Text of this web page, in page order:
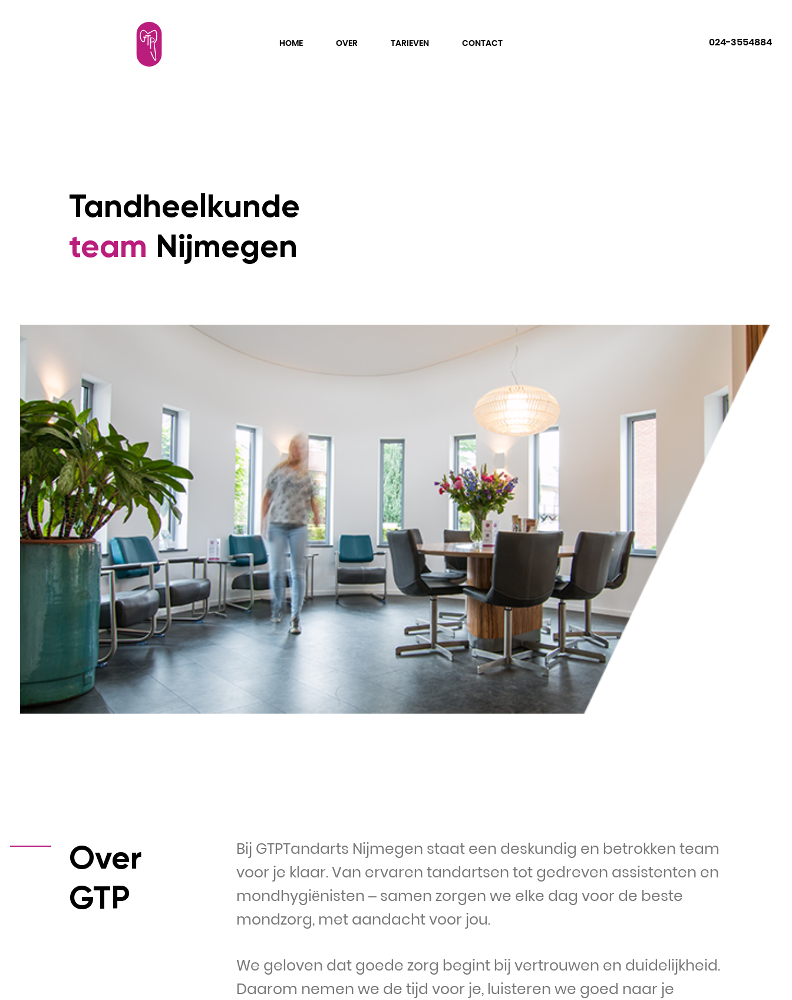
HOME OVER TARIEVEN CONTACT 024-3554884
Tandheelkunde
team Nijmegen
Over
GTP
Bij GTPTandarts Nijmegen staat een deskundig en betrokken team
voor je klaar. Van ervaren tandartsen tot gedreven assistenten en
mondhygiënisten – samen zorgen we elke dag voor de beste
mondzorg, met aandacht voor jou.
We geloven dat goede zorg begint bij vertrouwen en duidelijkheid.
Daarom nemen we de tijd voor je, luisteren we goed naar je